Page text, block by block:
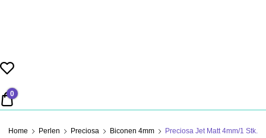
PERLENSUCHT
0,00 €
0
Home Perlen Preciosa Biconen 4mm Preciosa Jet Matt 4mm/1 Stk.